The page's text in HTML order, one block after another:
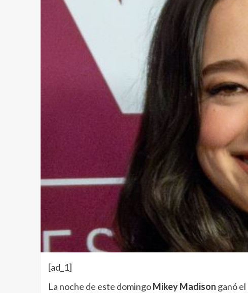
[ad_1]
La noche de este domingoMikey Madison ganó